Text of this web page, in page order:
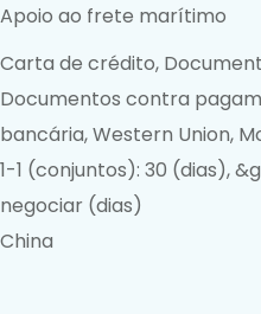
Apoio ao frete marítimo
Carta de crédito,
Documentos contra
bancária, Western Union,
1-1 (conjuntos): 30 (dias),
negociar (dias)
China